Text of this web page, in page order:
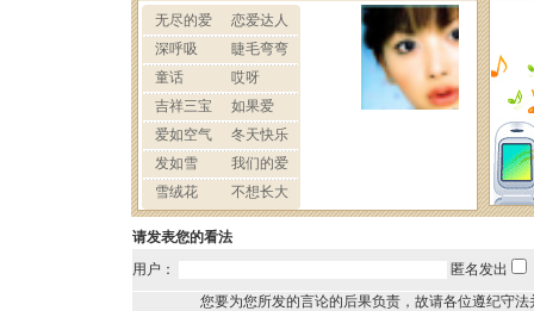
请发表您的看法
用户：
匿名发出
您要为您所发的言论的后果负责，故请各位遵纪守